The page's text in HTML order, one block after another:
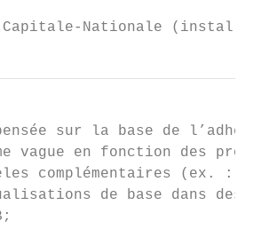
Capitale-Nationale
sur la base de
vague en fonction des
complémentaires (ex. :
de base dans des